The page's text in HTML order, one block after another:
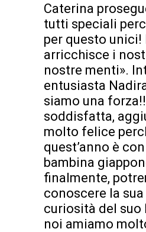
Caterina
tutti speciali
per questo unici!
arricchisce i
nostre menti».
entusiasta
siamo una
soddisfatta,
molto felice
quest’anno è
bambina
finalmente,
conoscere la
curiosità del suo
noi amiamo